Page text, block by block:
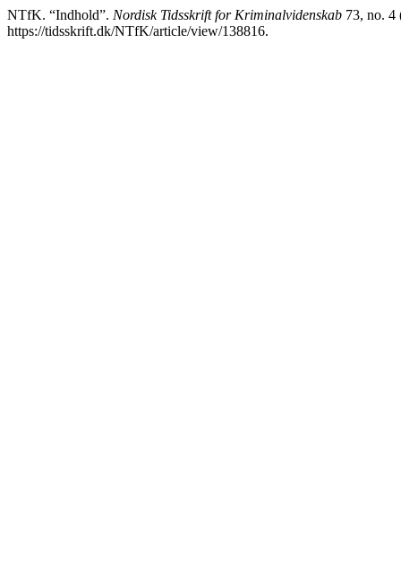
NTfK. “Indhold”. Nordisk Tidsskrift for Kriminalvidenskab 73, no. 4
https://tidsskrift.dk/NTfK/article/view/138816.